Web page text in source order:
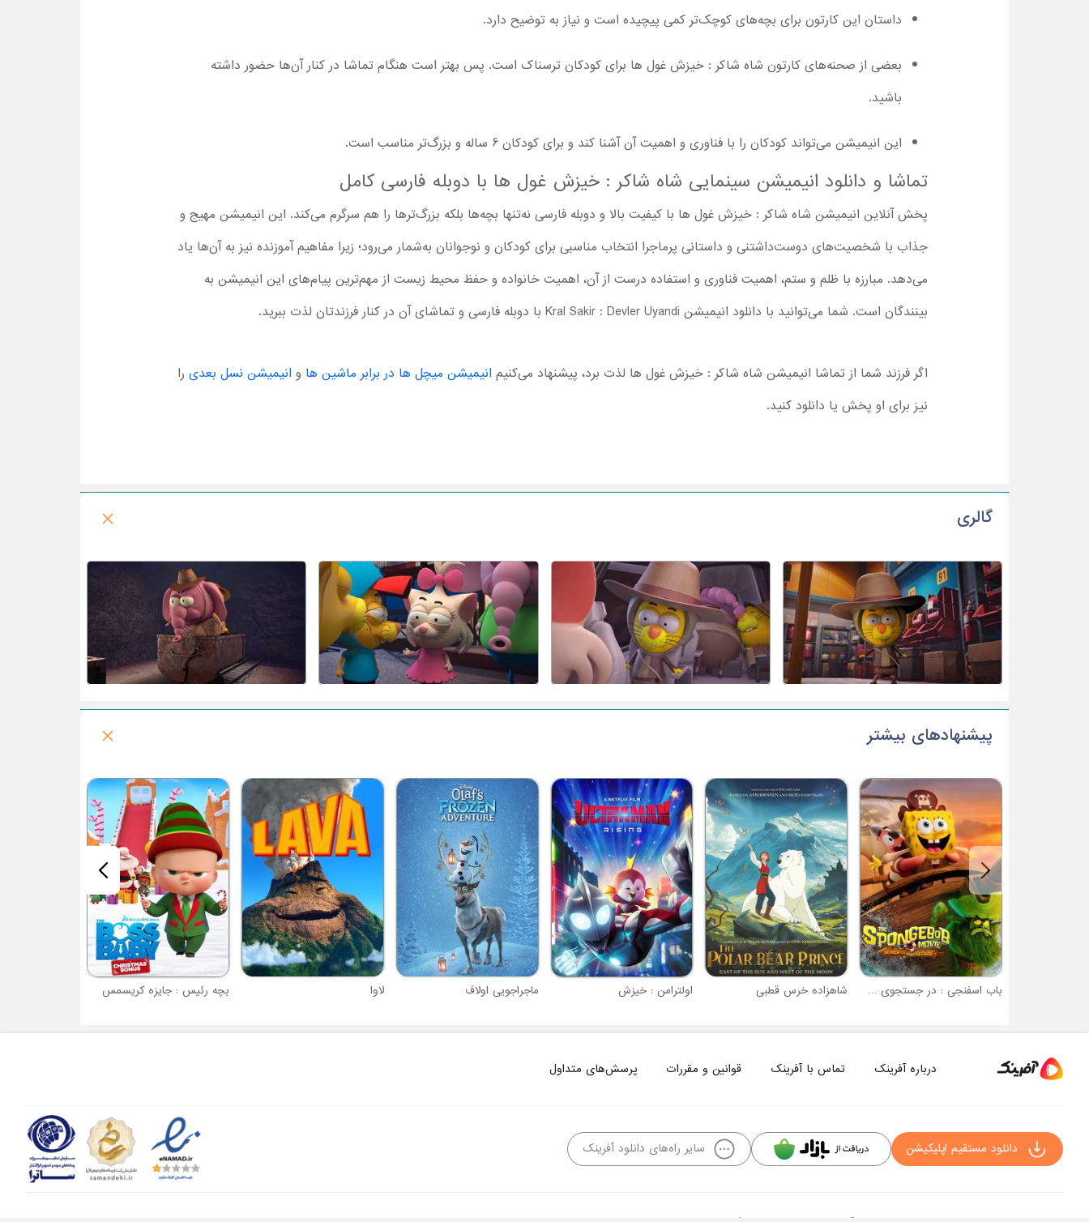
داستان این کارتون برای بچه‌های کوچک‌تر کمی پیچیده است و نیاز به توضیح دارد.
بعضی از صحنه‌های کارتون شاه شاکر : خیزش غول ها برای کودکان ترسناک است. پس بهتر است هنگام تماشا در کنار آن‌ها حضور داشته
باشید.
این انیمیشن می‌تواند کودکان را با فناوری و اهمیت آن آشنا کند و برای کودکان 6 ساله و بزرگ‌تر مناسب است.
تماشا و دانلود انیمیشن سینمایی شاه شاکر : خیزش غول ها با دوبله فارسی کامل
پخش آنلاین انیمیشن شاه شاکر : خیزش غول ها با کیفیت بالا و دوبله فارسی نه‌تنها بچه‌ها بلکه بزرگ‌ترها را هم سرگرم می‌کند. این انیمیشن مهیج و
جذاب با شخصیت‌های دوست‌داشتنی و داستانی پرماجرا انتخاب مناسبی برای کودکان و نوجوانان به‌شمار می‌رود؛ زیرا مفاهیم آموزنده‌ نیز به آن‌ها یاد
می‌دهد. مبارزه با ظلم و ستم، اهمیت فناوری و استفاده درست از آن، اهمیت خانواده و حفظ محیط زیست از مهم‌ترین پیام‌های این انیمیشن به
بینندگان است. شما می‌توانید با دانلود انیمیشن Kral Sakir : Devler Uyandi با دوبله فارسی و تماشای آن در کنار فرزندتان لذت ببرید.
اگر فرزند شما از تماشا انیمیشن شاه شاکر : خیزش غول ها لذت برد، پیشنهاد می‌کنیم انیمیشن میچل ها در برابر ماشین ها و انیمیشن نسل بعدی را
نیز برای او پخش یا دانلود کنید.
گالری
پیشنهادهای بیشتر
باب اسفنجی : در جستجوی شلوار مکعبی شاهزاده خرس قطبی اولترامن : خیزش ماجراجویی اولاف لاوا بچه رئیس : جایزه کریسمس
درباره آفرینک تماس با آفرینک قوانین و مقررات پرسش‌های متداول
دانلود مستقیم اپلیکیشن سایر راه‌های دانلود آفرینک